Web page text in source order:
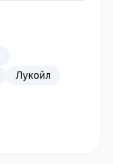
Лукойл